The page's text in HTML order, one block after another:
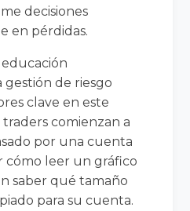
decisiones
en pérdidas.
de riesgo
clave en este
comienzan a
por una cuenta
cómo leer un gráfico
saber qué tamaño
para su cuenta.